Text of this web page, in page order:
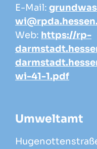
E-Mail:
Web: https://rp-
wi-41-1.pdf
Umweltamt